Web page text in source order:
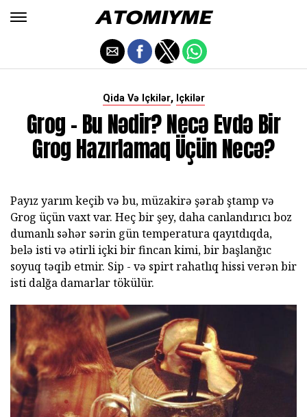
Qida Və Içkilər, Içkilər
Grog - Bu Nədir? Necə Evdə Bir
Grog Hazırlamaq Üçün Necə?
Payız yarım keçib və bu, müzakirə şərab ştamp və
Grog üçün vaxt var. Heç bir şey, daha canlandırıcı boz
dumanlı səhər sərin gün temperatura qayıtdıqda,
belə isti və ətirli içki bir fincan kimi, bir başlanğıc
soyuq təqib etmir. Sip - və spirt rahatlıq hissi verən bir
isti dalğa damarlar tökülür.